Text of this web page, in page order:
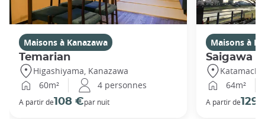
Maisons à Kanazawa
Temarian
Higashiyama, Kanazawa
60m²
4 personnes
A partir de108 €par nuit
Maisons à
Saigawa
64m²
A partir de129